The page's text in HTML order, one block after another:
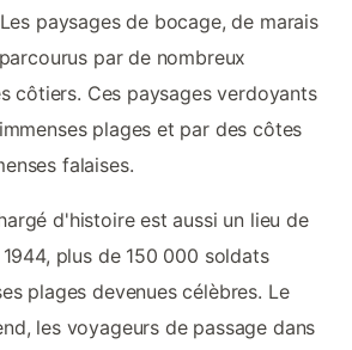
paysages de bocage, de marais
par de nombreux
côtiers. Ces paysages verdoyants
plages et par des côtes
falaises.
d'histoire est aussi un lieu de
plus de 150 000 soldats
plages devenues célèbres. Le
les voyageurs de passage dans